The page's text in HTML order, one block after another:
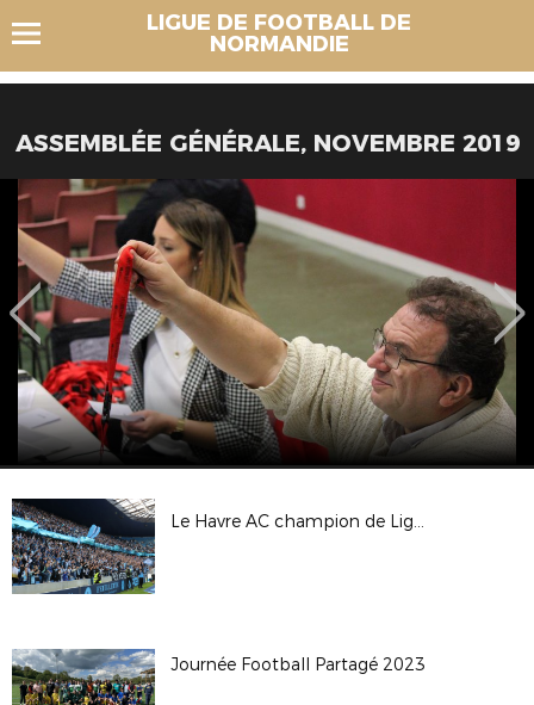
LIGUE DE FOOTBALL DE
NORMANDIE
ASSEMBLÉE GÉNÉRALE, NOVEMBRE 2019
Le Havre AC champion de Ligue 2
Journée Football Partagé 2023